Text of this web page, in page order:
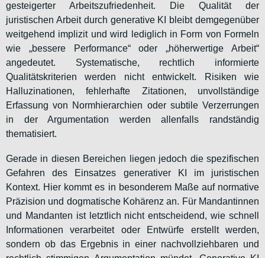
gesteigerter Arbeitszufriedenheit. Die Qualität der
juristischen Arbeit durch generative KI bleibt demgegenüber
weitgehend implizit und wird lediglich in Form von Formeln
wie „bessere Performance“ oder „höherwertige Arbeit“
angedeutet. Systematische, rechtlich informierte
Qualitätskriterien werden nicht entwickelt. Risiken wie
Halluzinationen, fehlerhafte Zitationen, unvollständige
Erfassung von Normhierarchien oder subtile Verzerrungen
in der Argumentation werden allenfalls randständig
thematisiert.
Gerade in diesen Bereichen liegen jedoch die spezifischen
Gefahren des Einsatzes generativer KI im juristischen
Kontext. Hier kommt es in besonderem Maße auf normative
Präzision und dogmatische Kohärenz an. Für Mandantinnen
und Mandanten ist letztlich nicht entscheidend, wie schnell
Informationen verarbeitet oder Entwürfe erstellt werden,
sondern ob das Ergebnis in einer nachvollziehbaren und